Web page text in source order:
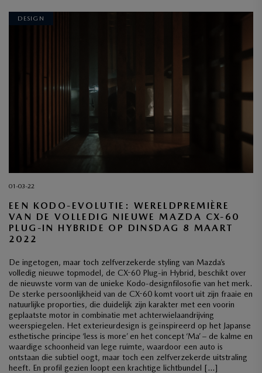
DESIGN
01-03-22
EEN KODO-EVOLUTIE: WERELDPREMIÈRE
VAN DE VOLLEDIG NIEUWE MAZDA CX-60
PLUG-IN HYBRIDE OP DINSDAG 8 MAART
2022
De ingetogen, maar toch zelfverzekerde styling van Mazda’s
volledig nieuwe topmodel, de CX-60 Plug-in Hybrid, beschikt over
de nieuwste vorm van de unieke Kodo-designfilosofie van het merk.
De sterke persoonlijkheid van de CX-60 komt voort uit zijn fraaie en
natuurlijke proporties, die duidelijk zijn karakter met een voorin
geplaatste motor in combinatie met achterwielaandrijving
weerspiegelen. Het exterieurdesign is geïnspireerd op het Japanse
esthetische principe ‘less is more’ en het concept ‘Ma’ – de kalme en
waardige schoonheid van lege ruimte, waardoor een auto is
ontstaan die subtiel oogt, maar toch een zelfverzekerde uitstraling
heeft. En profil gezien loopt een krachtige lichtbundel […]